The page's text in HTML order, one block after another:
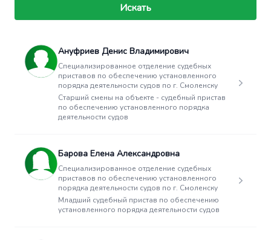
Искать
Ануфриев Денис Владимирович
Специализированное отделение судебных
приставов по обеспечению установленного
порядка деятельности судов по г. Смоленску
Старший смены на объекте - судебный пристав
по обеспечению установленного порядка
деятельности судов
Барова Елена Александровна
Специализированное отделение судебных
приставов по обеспечению установленного
порядка деятельности судов по г. Смоленску
Младший судебный пристав по обеспечению
установленного порядка деятельности судов